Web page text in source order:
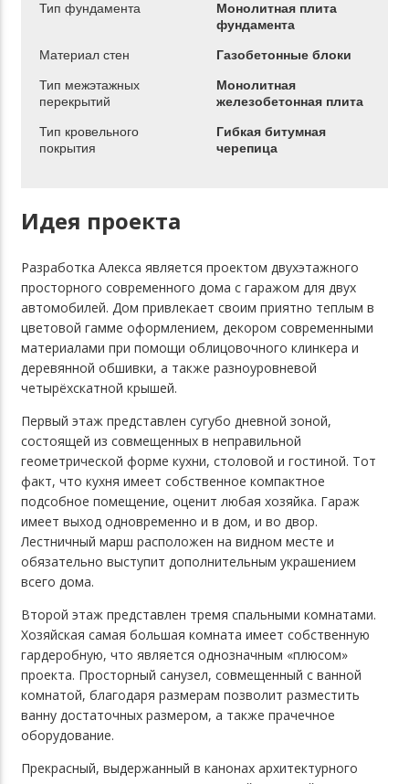
Тип фундамента
Монолитная плита
фундамента
Материал стен Газобетонные блоки
Тип межэтажных
перекрытий
Монолитная
железобетонная плита
Тип кровельного
покрытия
Гибкая битумная
черепица
Идея проекта
Разработка Алекса является проектом двухэтажного
просторного современного дома с гаражом для двух
автомобилей. Дом привлекает своим приятно теплым в
цветовой гамме оформлением, декором современными
материалами при помощи облицовочного клинкера и
деревянной обшивки, а также разноуровневой
четырёхскатной крышей.
Первый этаж представлен сугубо дневной зоной,
состоящей из совмещенных в неправильной
геометрической форме кухни, столовой и гостиной. Тот
факт, что кухня имеет собственное компактное
подсобное помещение, оценит любая хозяйка. Гараж
имеет выход одновременно и в дом, и во двор.
Лестничный марш расположен на видном месте и
обязательно выступит дополнительным украшением
всего дома.
Второй этаж представлен тремя спальными комнатами.
Хозяйская самая большая комната имеет собственную
гардеробную, что является однозначным «плюсом»
проекта. Просторный санузел, совмещенный с ванной
комнатой, благодаря размерам позволит разместить
ванну достаточных размером, а также прачечное
оборудование.
Прекрасный, выдержанный в канонах архитектурного